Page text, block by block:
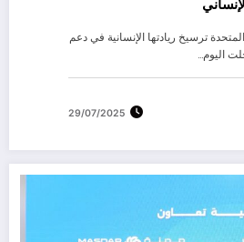
ترسيخ ريادتها الإنسانية في دعم
اليوم…
29/07/2025